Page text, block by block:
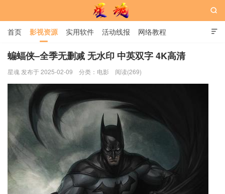
星魂网

首页 影视资源 实用软件 活动线报 网络教程
用户中心 书籍 娱乐

蝙蝠侠–全季无删减 无水印 中英双字 4K高清
星魂 发布于 2025-02-09 分类： 电影 阅读(269)